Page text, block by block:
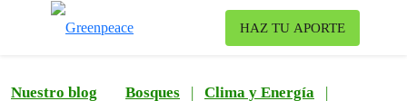
HAZ TU APORTE
Nuestro blog Bosques | Clima y Energía
|